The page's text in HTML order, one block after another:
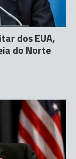
dos EUA,
do Norte